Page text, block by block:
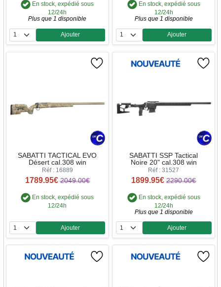
En stock, expédié sous
12/24h
Plus que 1 disponible
Quantité
Ajouter
En stock, expédié sous
12/24h
Plus que 1 disponible
Quantité
Ajouter
SABATTI TACTICAL EVO
Désert cal.308 win
Réf : 16889
1789.95€ 2049.00€
En stock, expédié sous
12/24h
Quantité
Ajouter
SABATTI SSP Tactical
Noire 20" cal.308 win
Réf : 31527
1899.95€ 2290.00€
En stock, expédié sous
12/24h
Plus que 1 disponible
Quantité
Ajouter